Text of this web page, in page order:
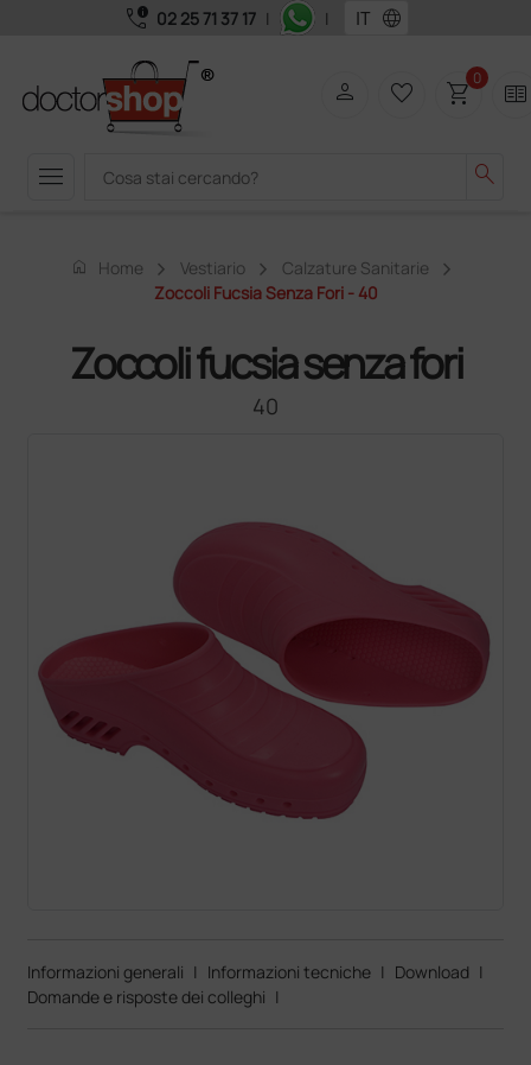
call_quality 02 25 71 37 17 | | language
menu search
person favorite_border shopping_cart0 two_pager
home Home Vestiario
Calzature Sanitarie
Zoccoli Fucsia Senza Fori - 40
Zoccoli fucsia senza fori
40
Informazioni generali | Informazioni tecniche | Download |
Domande e risposte dei colleghi |